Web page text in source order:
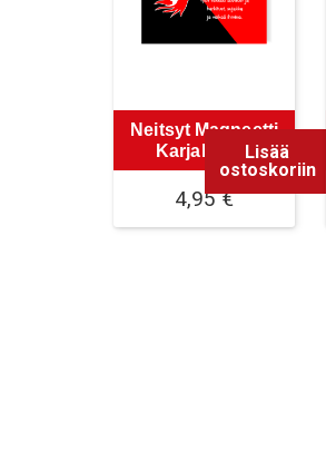
Neitsyt Magneetti
Karjalainen
4,95€
Lisää
ostoskoriin